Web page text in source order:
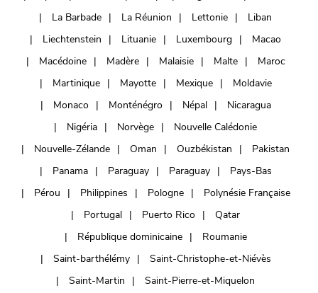
La Barbade
La Réunion Lettonie
Liban
Liechtenstein
Lituanie Luxembourg
Macao
Macédoine
Madère Malaisie Malte
Maroc
Martinique
Mayotte Mexique
Moldavie
Monaco
Monténégro Népal
Nicaragua
Nigéria
Norvège
Nouvelle Calédonie
Nouvelle-Zélande
Oman Ouzbékistan
Pakistan
Panama
Paraguay Paraguay
Pays-Bas
Pérou
Philippines Pologne
Polynésie Française
Portugal
Puerto Rico
Qatar
République dominicaine
Roumanie
Saint-barthélémy
Saint-Christophe-et-Niévès
Saint-Martin
Saint-Pierre-et-Miquelon